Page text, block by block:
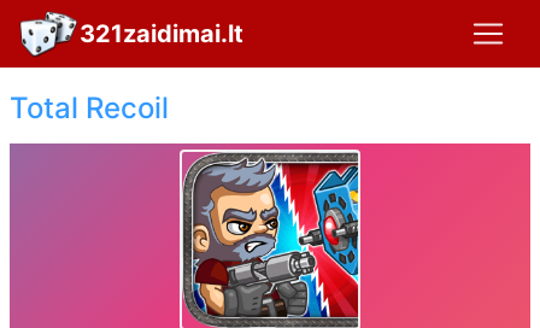
321zaidimai.lt
Total Recoil